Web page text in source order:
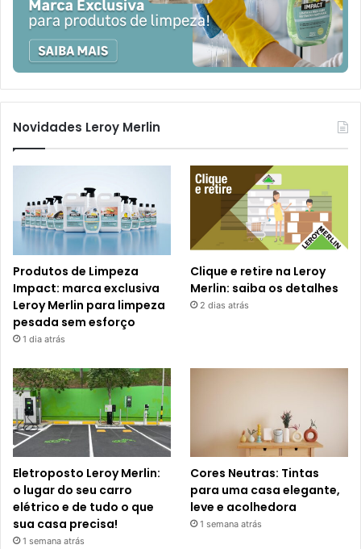
Novidades Leroy Merlin
Produtos de Limpeza
Impact: marca exclusiva
Leroy Merlin para limpeza
pesada sem esforço
1 dia atrás
Clique e retire na Leroy
Merlin: saiba os detalhes
2 dias atrás
Eletroposto Leroy Merlin:
o lugar do seu carro
elétrico e de tudo o que
sua casa precisa!
1 semana atrás
Cores Neutras: Tintas
para uma casa elegante,
leve e acolhedora
1 semana atrás